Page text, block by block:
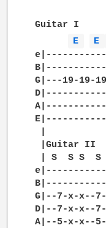
Guitar I
E
E
G|---19-19-
|Guitar II
| S  S S  S
G|--7-x-
D|--7-x-x--
A|--5-x-x--